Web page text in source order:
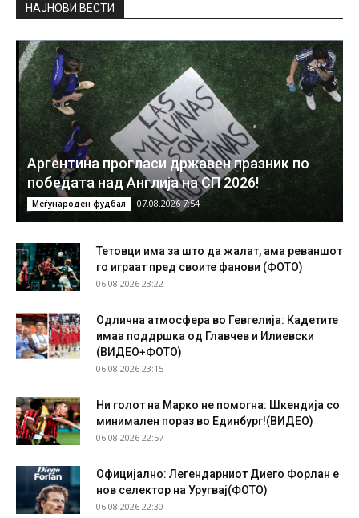
НAЈНОВИ ВЕСТИ
Аргентина прогласи државен празник по
победата над Англија на СП 2026!
Меѓународен фудбал 07.08.2026 7:54
Тетовци има за што да жалат, ама реваншот
го играат пред своите фанови (ФОТО)
06.08.2026 23:22
Одлична атмосфера во Гевгелија: Кадетите
имаа поддршка од Главчев и Илиевски
(ВИДЕО+ФОТО)
06.08.2026 23:15
Ни голот на Марко не помогна: Шкендија со
минимален пораз во Единбург!(ВИДЕО)
06.08.2026 22:57
Официјално: Легендарниот Диего Форлан е
нов селектор на Уругвај(ФОТО)
06.08.2026 22:30